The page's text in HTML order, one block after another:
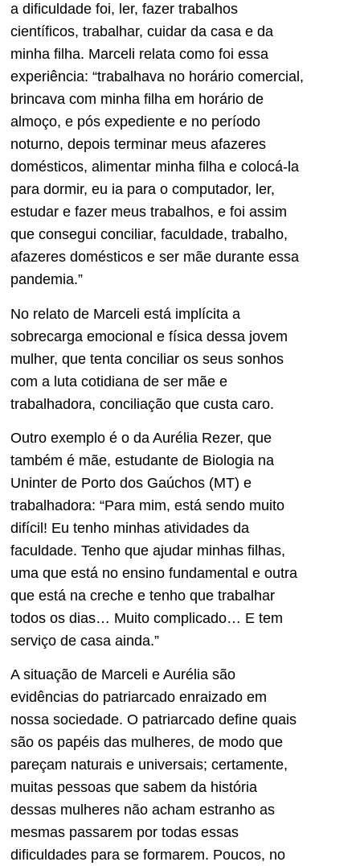
a dificuldade foi, ler, fazer trabalhos
científicos, trabalhar, cuidar da casa e da
minha filha. Marceli relata como foi essa
experiência: “trabalhava no horário comercial,
brincava com minha filha em horário de
almoço, e pós expediente e no período
noturno, depois terminar meus afazeres
domésticos, alimentar minha filha e colocá-la
para dormir, eu ia para o computador, ler,
estudar e fazer meus trabalhos, e foi assim
que consegui conciliar, faculdade, trabalho,
afazeres domésticos e ser mãe durante essa
pandemia.”
No relato de Marceli está implícita a
sobrecarga emocional e física dessa jovem
mulher, que tenta conciliar os seus sonhos
com a luta cotidiana de ser mãe e
trabalhadora, conciliação que custa caro.
Outro exemplo é o da Aurélia Rezer, que
também é mãe, estudante de Biologia na
Uninter de Porto dos Gaúchos (MT) e
trabalhadora: “Para mim, está sendo muito
difícil! Eu tenho minhas atividades da
faculdade. Tenho que ajudar minhas filhas,
uma que está no ensino fundamental e outra
que está na creche e tenho que trabalhar
todos os dias… Muito complicado… E tem
serviço de casa ainda.”
A situação de Marceli e Aurélia são
evidências do patriarcado enraizado em
nossa sociedade. O patriarcado define quais
são os papéis das mulheres, de modo que
pareçam naturais e universais; certamente,
muitas pessoas que sabem da história
dessas mulheres não acham estranho as
mesmas passarem por todas essas
dificuldades para se formarem. Poucos, no